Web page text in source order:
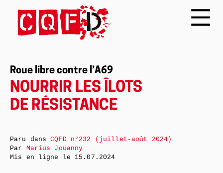
Roue libre contre l’A69
NOURRIR LES ÎLOTS
DE RÉSISTANCE
Paru dansCQFD n°232 (juillet-août 2024)
Par Marius Jouanny
Mis en ligne le 15.07.2024